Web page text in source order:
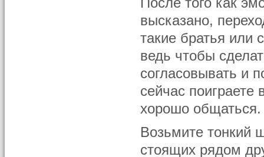
высказано,
такие братья или
ведь чтобы
согласовывать и
сейчас поиграете
хорошо общаться.
Возьмите тонкий
стоящих рядом